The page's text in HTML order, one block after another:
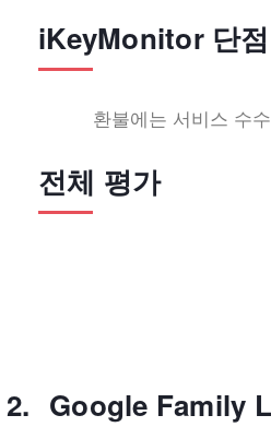
iKeyMonitor 단
환불에는 서비스 수
전체 평가
Google Family